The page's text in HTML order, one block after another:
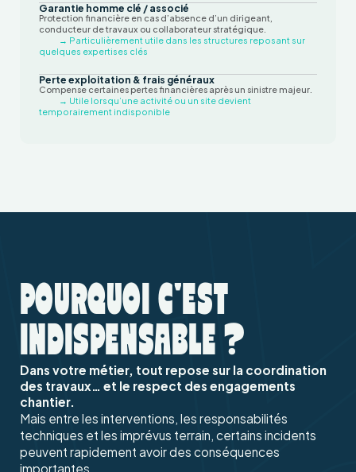
Garantie homme clé / associé
Protection financière en cas d’absence d’un dirigeant,
conducteur de travaux ou collaborateur stratégique.
→ Particulièrement utile dans les structures reposant sur
quelques expertises clés
Perte exploitation & frais généraux
Compense certaines pertes financières après un sinistre majeur.
→ Utile lorsqu’une activité ou un site devient
temporairement indisponible
POURQUOI C'EST
INDISPENSABLE ?
Dans votre métier, tout repose sur la coordination
des travaux… et le respect des engagements
chantier.
Mais entre les interventions, les responsabilités
techniques et les imprévus terrain, certains incidents
peuvent rapidement avoir des conséquences
importantes.